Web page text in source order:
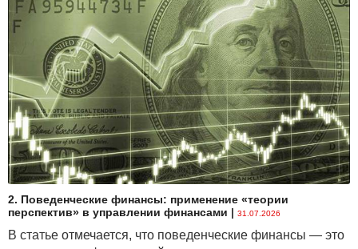
2. Поведенческие финансы: применение «теории
перспектив» в управлении финансами | 31.07.2026
В статье отмечается, что поведенческие финансы — это